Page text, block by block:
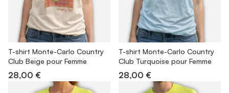
T-shirt Monte-Carlo Country
Club Beige pour Femme
28,00 €
T-shirt Monte-Carlo Country
Club Turquoise pour Femme
28,00 €